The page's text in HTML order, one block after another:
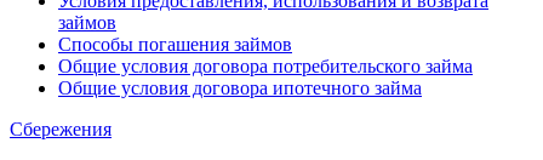
займов
Способы погашения займов
Общие условия договора потребительского займа
Общие условия договора ипотечного займа
Сбережения